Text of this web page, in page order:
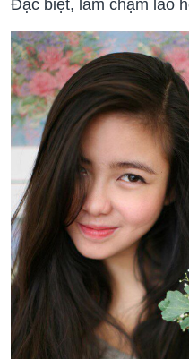
Đặc biệt, làm chậm lão